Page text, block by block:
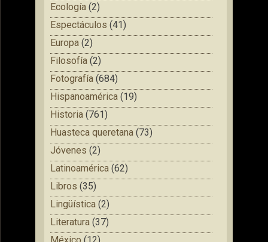
Ecología (2)
Espectáculos (41)
Europa (2)
Filosofía (2)
Fotografía (684)
Hispanoamérica (19)
Historia (761)
Huasteca queretana (73)
Jóvenes (2)
Latinoamérica (62)
Libros (35)
Lingüística (2)
Literatura (37)